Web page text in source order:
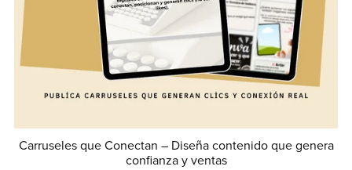
Carruseles que Conectan – Diseña contenido que genera
confianza y ventas